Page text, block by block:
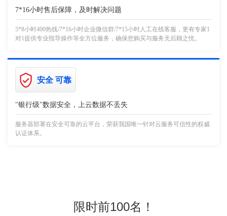
7*16小时售后保障，及时解决问题
5*8小时400热线/7*16小时企业微信群/7*15小时人工在线客服，更有专家1
对1提供专业指导操作等全方位服务，确保您购买与服务无后顾之忧。
安全 可靠
"银行级"数据安全，上云数据不丢失
服务器部署在安全可靠的云平台，荣获我国唯一针对云服务可信性的权威
认证体系。
限时前100名！